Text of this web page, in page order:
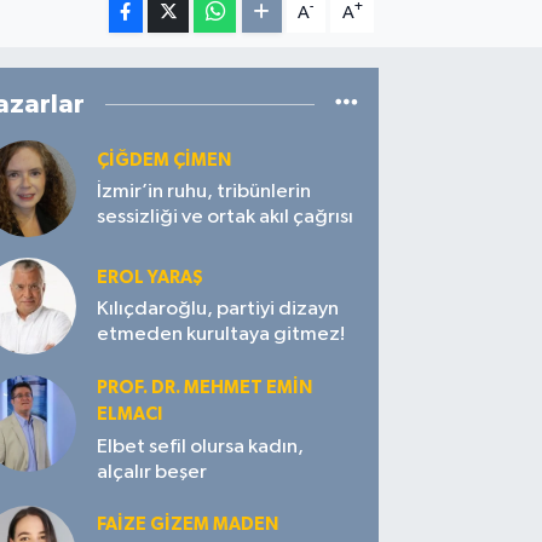
A- A+
ÇIĞDEM ÇIMEN
İzmir’in ruhu, tribünlerin
sessizliği ve ortak akıl çağrısı
EROL YARAŞ
Kılıçdaroğlu, partiyi dizayn
etmeden kurultaya gitmez!
PROF. DR. MEHMET EMIN
ELMACI
Elbet sefil olursa kadın,
alçalır beşer
FAIZE GIZEM MADEN